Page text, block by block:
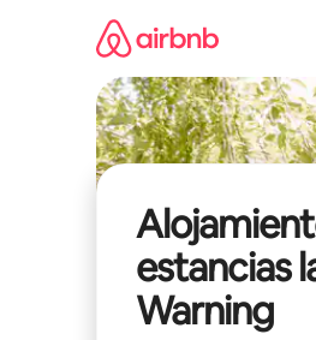
estancias
Warning